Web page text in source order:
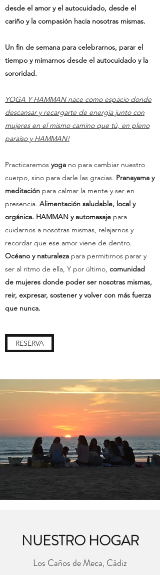
desde el amor y el autocuidado, desde el
cariño y la compasión hacia nosotras mismas.
Un fin de semana para celebrarnos, parar el
tiempo y mimarnos desde el autocuidado y la
sororidad.
YOGA Y HAMMAN nace como espacio donde
descansar y recargarte de energía junto con
mujeres en el mismo camino que tú, en pleno
paraíso y HAMMAN!
Practicaremos yoga no para cambiar nuestro
cuerpo, sino para darle las gracias. Pranayama y
meditación para calmar la mente y ser en
presencia. Alimentación saludable, local y
orgánica. HAMMAN y automasaje para
cuidarnos a nosotras mismas, relajarnos y
recordar que ese amor viene de dentro.
Océano y naturaleza para permitirnos parar y
ser al ritmo de ella, Y por último, comunidad
de mujeres donde poder ser nosotras mismas,
reir, expresar, sostener y volver con más fuerza
que nunca.
RESERVA
NUESTRO HOGAR
Los Caños de Meca, Cádiz